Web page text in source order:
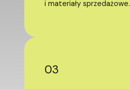
i materiały sprzedażowe.
03